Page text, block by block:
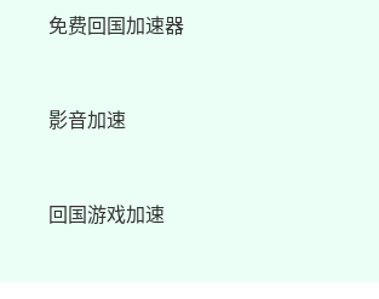
免费回国加速器
影音加速
回国游戏加速